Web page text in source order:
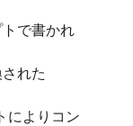
で書かれ
れた
によりコン